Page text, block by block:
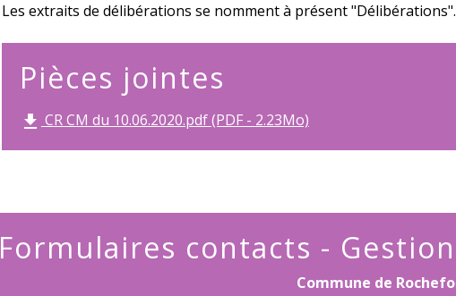
Les extraits de délibérations se nomment à présent "Délibérations".
Pièces jointes
file_download CR CM du 10.06.2020.pdf (PDF - 2.23Mo)
Formulaires contacts -
Commune de